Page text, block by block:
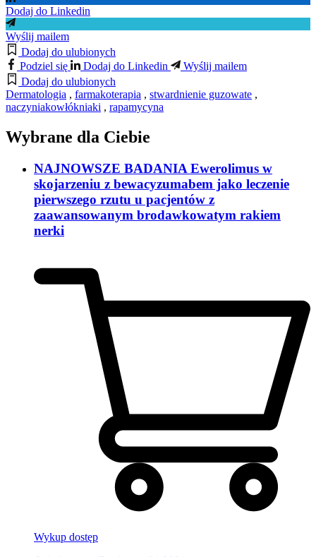
Dodaj do Linkedin
Wyślij mailem
Dodaj do ulubionych
Podziel się
Dodaj do Linkedin
Wyślij mailem
Dodaj do ulubionych
Dermatologia , farmakoterapia , stwardnienie guzowate ,
naczyniakowłókniaki , rapamycyna
Wybrane dla Ciebie
NAJNOWSZE BADANIA Ewerolimus w
skojarzeniu z bewacyzumabem jako leczenie
pierwszego rzutu u pacjentów z
zaawansowanym brodawkowatym rakiem
nerki
Wykup dostęp